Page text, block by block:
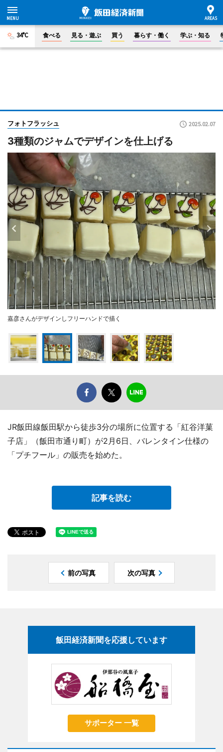
34°C 食べる 見る・遊ぶ 買う 暮らす・働く 学ぶ・知る
フォトフラッシュ 2025.02.07
3種類のジャムでデザインを仕上げる
嘉彦さんがデザインしフリーハンドで描く
JR飯田線飯田駅から徒歩3分の場所に位置する「紅谷洋菓
子店」（飯田市通り町）が2月6日、バレンタイン仕様の
「プチフール」の販売を始めた。
記事を読む
前の写真 次の写真
飯田経済新聞を応援しています
サポーター 一覧